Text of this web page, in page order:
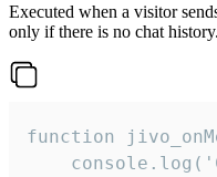
Executed when a visitor
only if there is no chat history.
function